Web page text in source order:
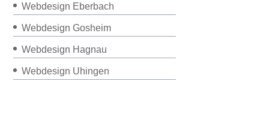
Webdesign Eberbach
Webdesign Gosheim
Webdesign Hagnau
Webdesign Uhingen